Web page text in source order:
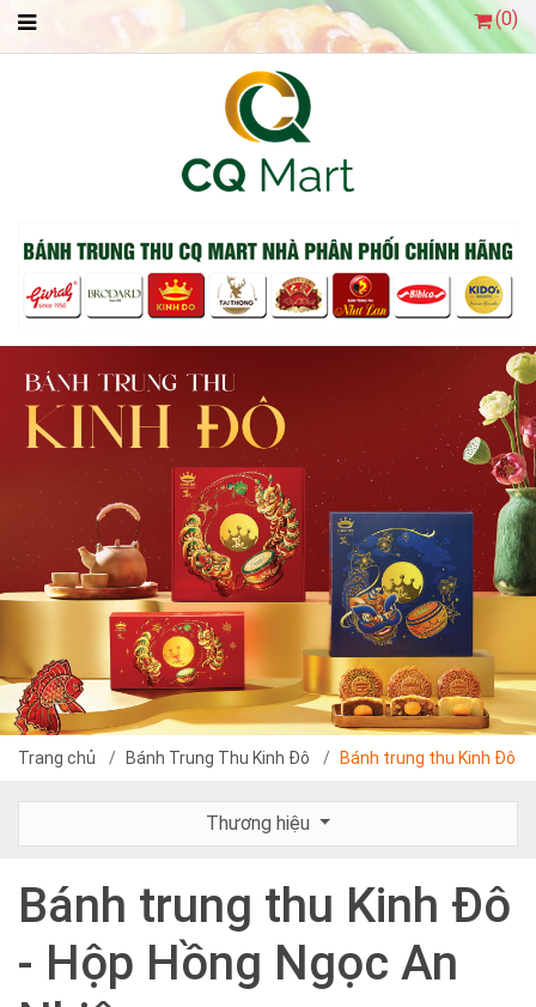
(0)
Trang chủ Bánh Trung Thu Kinh Đô Bánh trung thu Kinh Đô -
Thương hiệu
Bánh trung thu Kinh Đô
- Hộp Hồng Ngọc An